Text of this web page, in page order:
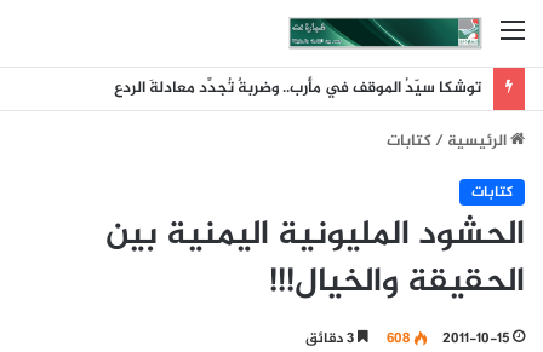
القائمة
توشكا سيّدُ الموقف في مأرب.. وضربةٌ تُجدِّد معادلةَ الردع
الرئيسية/كتابات
كتابات
الحشود المليونية اليمنية بين
الحقيقة والخيال!!!
2011-10-15
608